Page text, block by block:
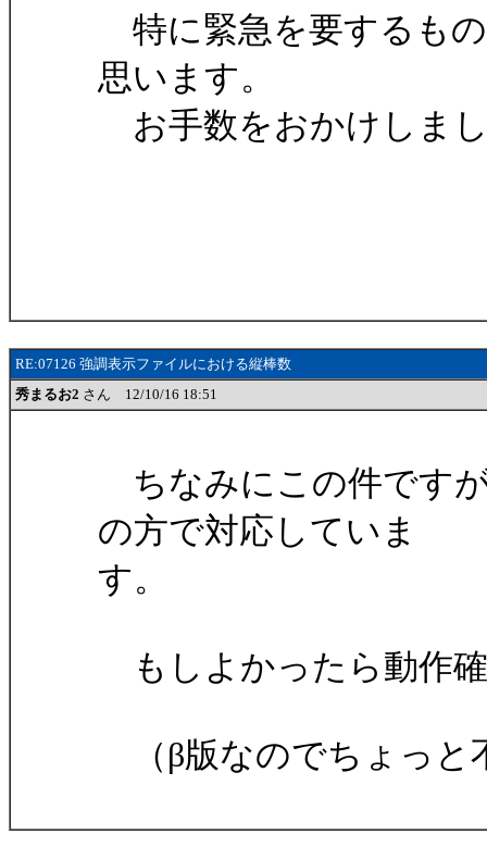
特に緊急を要するも
思います。
お手数をおかけしま
RE:07126 強調表示ファイルにおける縦棒数
秀まるお2 さん 12/10/16 18:51
ちなみにこの件ですが
の方で対応していま
す。
もしよかったら動作
（β版なのでちょっと